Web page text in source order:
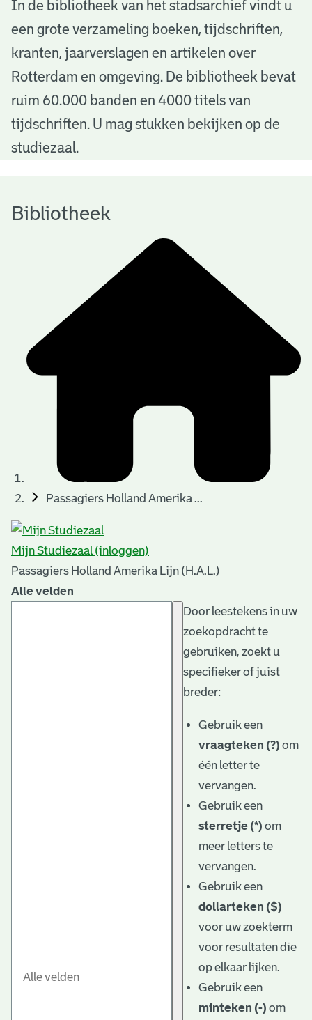
B
b
o
h
In de bibliotheek van het stadsarchief vindt u
een grote verzameling boeken, tijdschriften,
kranten, jaarverslagen en artikelen over
Rotterdam en omgeving. De bibliotheek bevat
ruim 60.000 banden en 4000 titels van
tijdschriften. U mag stukken bekijken op de
studiezaal.
Bibliotheek
Passagiers Holland Amerika ...
Mijn Studiezaal (inloggen)
Passagiers Holland Amerika Lijn (H.A.L.)
Alle velden
Door leestekens in uw
zoekopdracht te
gebruiken, zoekt u
specifieker of juist
breder:
Gebruik een
vraagteken (?) om
één letter te
vervangen.
Gebruik een
sterretje (*) om
meer letters te
vervangen.
Gebruik een
dollarteken ($)
voor uw zoekterm
voor resultaten die
op elkaar lijken.
Gebruik een
minteken (-) om